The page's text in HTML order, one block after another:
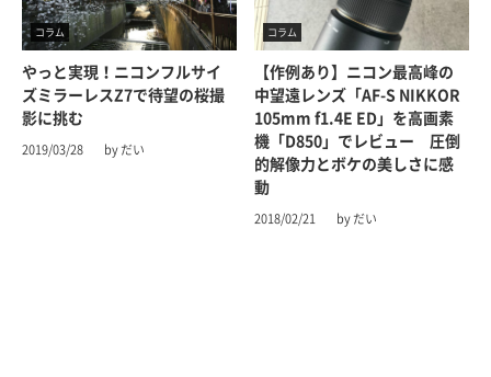
コラム
やっと実現！ニコンフルサイ
ズミラーレスZ7で待望の桜撮
影に挑む
2019/03/28 by だい
コラム
【作例あり】ニコン最高峰の
中望遠レンズ「AF-S NIKKOR
105mm f1.4E ED」を高画素
機「D850」でレビュー 圧倒
的解像力とボケの美しさに感
動
2018/02/21 by だい